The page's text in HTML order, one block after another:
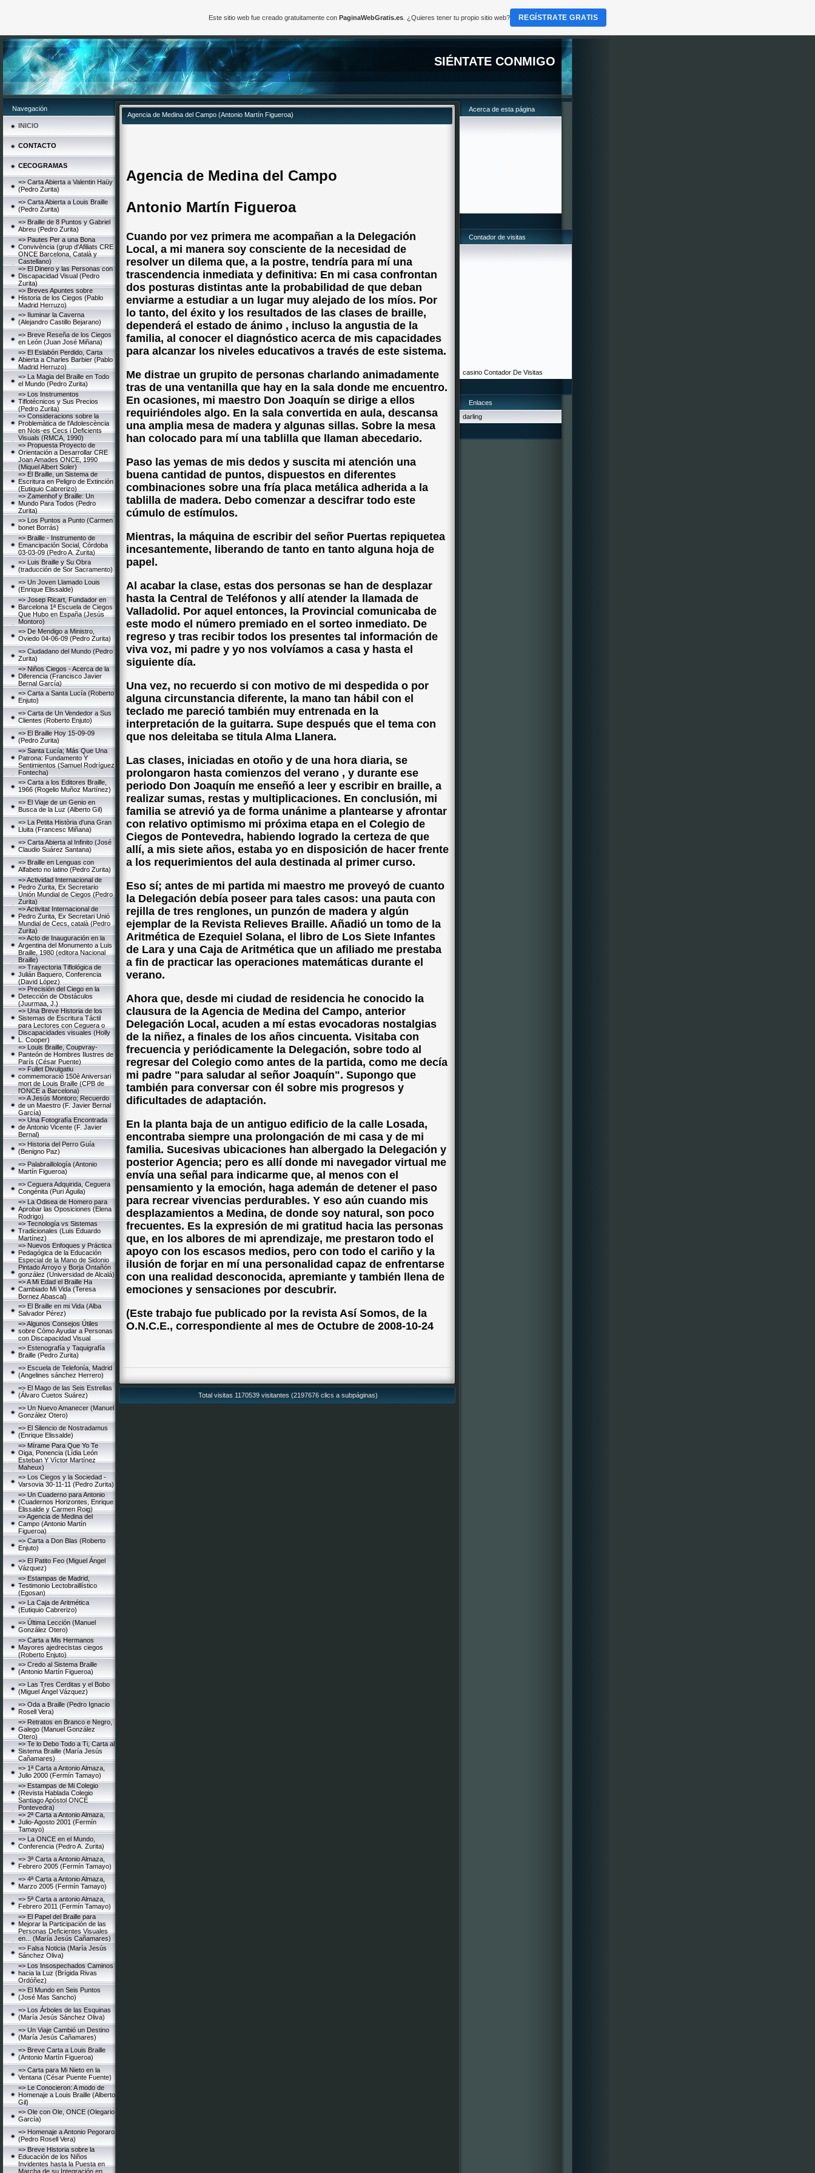
SIÉNTATE CONMIGO
Navegación
INICIO
CONTACTO
CECOGRAMAS
=> Carta Abierta a Valentin Haüy
(Pedro Zurita)
=> Carta Abierta a Louis Braille
(Pedro Zurita)
=> Braille de 8 Puntos y Gabriel
Abreu (Pedro Zurita)
=> Pautes Per a una Bona
Convivència (grup d'Afiliats CRE
ONCE Barcelona, Català y
Castellano)
=> El Dinero y las Personas con
Discapacidad Visual (Pedro
Zurita)
=> Breves Apuntes sobre
Historia de los Ciegos (Pablo
Madrid Herruzo)
=> Iluminar la Caverna
(Alejandro Castillo Bejarano)
=> Breve Reseña de los Ciegos
en León (Juan José Miñana)
=> El Eslabón Perdido, Carta
Abierta a Charles Barbier (Pablo
Madrid Herruzo)
=> La Magia del Braille en Todo
el Mundo (Pedro Zurita)
=> Los Instrumentos
Tiflotécnicos y Sus Precios
(Pedro Zurita)
=> Consideracions sobre la
Problemàtica de l'Adolescència
en Nois-es Cecs i Deficients
Visuals (RMCA, 1990)
=> Propuesta Proyecto de
Orientación a Desarrollar CRE
Joan Amades ONCE, 1990
(Miquel Albert Soler)
=> El Braille, un Sistema de
Escritura en Peligro de Extinción
(Eutiquio Cabrerizo)
=> Zamenhof y Braille: Un
Mundo Para Todos (Pedro
Zurita)
=> Los Puntos a Punto (Carmen
bonet Borrás)
=> Braille - Instrumento de
Emancipación Social, Córdoba
03-03-09 (Pedro A. Zurita)
=> Luis Braille y Su Obra
(traducción de Sor Sacramento)
=> Un Joven Llamado Louis
(Enrique Elissalde)
=> Josep Ricart, Fundador en
Barcelona 1ª Escuela de Ciegos
Que Hubo en España (Jesús
Montoro)
=> De Mendigo a Ministro,
Oviedo 04-06-09 (Pedro Zurita)
=> Ciudadano del Mundo (Pedro
Zurita)
=> Niños Ciegos - Acerca de la
Diferencia (Francisco Javier
Bernal García)
=> Carta a Santa Lucía (Roberto
Enjuto)
=> Carta de Un Vendedor a Sus
Clientes (Roberto Enjuto)
=> El Braille Hoy 15-09-09
(Pedro Zurita)
=> Santa Lucía; Más Que Una
Patrona: Fundamento Y
Sentimientos (Samuel Rodríguez
Fontecha)
=> Carta a los Editores Braille,
1966 (Rogelio Muñoz Martínez)
=> El Viaje de un Genio en
Busca de la Luz (Alberto Gil)
=> La Petita Història d'una Gran
Lluita (Francesc Miñana)
=> Carta Abierta al Infinito (José
Claudio Suárez Santana)
=> Braille en Lenguas con
Alfabeto no latino (Pedro Zurita)
=> Actividad Internacional de
Pedro Zurita, Ex Secretario
Unión Mundial de Ciegos (Pedro
Zurita)
=> Activitat Internacional de
Pedro Zurita, Ex Secretari Unió
Mundial de Cecs, català (Pedro
Zurita)
=> Acto de Inauguración en la
Argentina del Monumento a Luis
Braille, 1980 (editora Nacional
Braille)
=> Trayectoria Tiflológica de
Julián Baquero, Conferencia
(David López)
=> Precisión del Ciego en la
Detección de Obstáculos
(Juurmaa, J.)
=> Una Breve Historia de los
Sistemas de Escritura Táctil
para Lectores con Ceguera o
Discapacidades visuales (Holly
L. Cooper)
=> Louis Braille, Coupvray-
Panteón de Hombres Ilustres de
París (César Puente)
=> Fullet Divulgatiu
commemoració 150è Aniversari
mort de Louis Braille (CPB de
l'ONCE a Barcelona)
=> A Jesús Montoro; Recuerdo
de un Maestro (F. Javier Bernal
García)
=> Una Fotografía Encontrada
de Antonio Vicente (F. Javier
Bernal)
=> Historia del Perro Guía
(Benigno Paz)
=> Palabraillología (Antonio
Martín Figueroa)
=> Ceguera Adquirida, Ceguera
Congénita (Puri Águila)
=> La Odisea de Homero para
Aprobar las Oposiciones (Elena
Rodrigo)
=> Tecnología vs Sistemas
Tradicionales (Luis Eduardo
Martínez)
=> Nuevos Enfoques y Práctica
Pedagógica de la Educación
Especial de la Mano de Sidonio
Pintado Arroyo y Borja Ontañón
gonzález (Universidad de Alcalá)
=> A Mi Edad el Braille Ha
Cambiado Mi Vida (Teresa
Bornez Abascal)
=> El Braille en mi Vida (Alba
Salvador Pérez)
=> Algunos Consejos Útiles
sobre Cómo Ayudar a Personas
con Discapacidad Visual
=> Estenografía y Taquigrafía
Braille (Pedro Zurita)
=> Escuela de Telefonía, Madrid
(Angelines sánchez Herrero)
=> El Mago de las Seis Estrellas
(Álvaro Cuetos Suárez)
=> Un Nuevo Amanecer (Manuel
González Otero)
=> El Silencio de Nostradamus
(Enrique Elissalde)
=> Mírame Para Que Yo Te
Oiga, Ponencia (Lídia León
Esteban Y Víctor Martínez
Maheux)
=> Los Ciegos y la Sociedad -
Varsovia 30-11-11 (Pedro Zurita)
=> Un Cuaderno para Antonio
(Cuadernos Horizontes, Enrique
Elissalde y Carmen Roig)
=> Agencia de Medina del
Campo (Antonio Martín
Figueroa)
=> Carta a Don Blas (Roberto
Enjuto)
=> El Patito Feo (Miguel Ángel
Vázquez)
=> Estampas de Madrid,
Testimonio Lectobraillístico
(Egosan)
=> La Caja de Aritmética
(Eutiquio Cabrerizo)
=> Última Lección (Manuel
González Otero)
=> Carta a Mis Hermanos
Mayores ajedrecistas ciegos
(Roberto Enjuto)
=> Credo al Sistema Braille
(Antonio Martín Figueroa)
=> Las Tres Cerditas y el Bobo
(Miguel Ángel Vázquez)
=> Oda a Braille (Pedro Ignacio
Rosell Vera)
=> Retratos en Branco e Negro,
Galego (Manuel González
Otero)
=> Te lo Debo Todo a Ti, Carta al
Sistema Braille (María Jesús
Cañamares)
=> 1ª Carta a Antonio Almaza,
Julio 2000 (Fermín Tamayo)
=> Estampas de Mi Colegio
(Revista Hablada Colegio
Santiago Apóstol ONCE
Pontevedra)
=> 2ª Carta a Antonio Almaza,
Julio-Agosto 2001 (Fermín
Tamayo)
=> La ONCE en el Mundo,
Conferencia (Pedro A. Zurita)
=> 3ª Carta a Antonio Almaza,
Febrero 2005 (Fermín Tamayo)
=> 4ª Carta a Antonio Almaza,
Marzo 2005 (Fermín Tamayo)
=> 5ª Carta a antonio Almaza,
Febrero 2011 (Fermín Tamayo)
=> El Papel del Braille para
Mejorar la Participación de las
Personas Deficientes Visuales
en... (María Jesús Cañamares)
=> Falsa Noticia (María Jesús
Sánchez Oliva)
=> Los Insospechados Caminos
hacia la Luz (Brígida Rivas
Ordóñez)
=> El Mundo en Seis Puntos
(José Mas Sancho)
=> Los Árboles de las Esquinas
(María Jesús Sánchez Oliva)
=> Un Viaje Cambió un Destino
(María Jesús Cañamares)
=> Breve Carta a Louis Braille
(Antonio Martín Figueroa)
=> Carta para Mi Nieto en la
Ventana (César Puente Fuente)
=> Le Conocieron: A modo de
Homenaje a Louis Braille (Alberto
Gil)
=> Ole con Ole, ONCE (Olegario
García)
=> Homenaje a Antonio Pegoraro
(Pedro Rosell Vera)
=> Breve Historia sobre la
Educación de los Niños
Invidentes hasta la Puesta en
Marcha de su Integración en
Agencia de Medina del Campo (Antonio Martín Figueroa)
Agencia de Medina del Campo
Antonio Martín Figueroa
Cuando por vez primera me acompañan a la Delegación
Local, a mi manera soy consciente de la necesidad de
resolver un dilema que, a la postre, tendría para mí una
trascendencia inmediata y definitiva: En mi casa confrontan
dos posturas distintas ante la probabilidad de que deban
enviarme a estudiar a un lugar muy alejado de los míos. Por
lo tanto, del éxito y los resultados de las clases de braille,
dependerá el estado de ánimo , incluso la angustia de la
familia, al conocer el diagnóstico acerca de mis capacidades
para alcanzar los niveles educativos a través de este sistema.
Me distrae un grupito de personas charlando animadamente
tras de una ventanilla que hay en la sala donde me encuentro.
En ocasiones, mi maestro Don Joaquín se dirige a ellos
requiriéndoles algo. En la sala convertida en aula, descansa
una amplia mesa de madera y algunas sillas. Sobre la mesa
han colocado para mí una tablilla que llaman abecedario.
Paso las yemas de mis dedos y suscita mi atención una
buena cantidad de puntos, dispuestos en diferentes
combinaciones sobre una fría placa metálica adherida a la
tablilla de madera. Debo comenzar a descifrar todo este
cúmulo de estímulos.
Mientras, la máquina de escribir del señor Puertas repiquetea
incesantemente, liberando de tanto en tanto alguna hoja de
papel.
Al acabar la clase, estas dos personas se han de desplazar
hasta la Central de Teléfonos y allí atender la llamada de
Valladolid. Por aquel entonces, la Provincial comunicaba de
este modo el número premiado en el sorteo inmediato. De
regreso y tras recibir todos los presentes tal información de
viva voz, mi padre y yo nos volvíamos a casa y hasta el
siguiente día.
Una vez, no recuerdo si con motivo de mi despedida o por
alguna circunstancia diferente, la mano tan hábil con el
teclado me pareció también muy entrenada en la
interpretación de la guitarra. Supe después que el tema con
que nos deleitaba se titula Alma Llanera.
Las clases, iniciadas en otoño y de una hora diaria, se
prolongaron hasta comienzos del verano , y durante ese
periodo Don Joaquín me enseñó a leer y escribir en braille, a
realizar sumas, restas y multiplicaciones. En conclusión, mi
familia se atrevió ya de forma unánime a plantearse y afrontar
con relativo optimismo mi próxima etapa en el Colegio de
Ciegos de Pontevedra, habiendo logrado la certeza de que
allí, a mis siete años, estaba yo en disposición de hacer frente
a los requerimientos del aula destinada al primer curso.
Eso sí; antes de mi partida mi maestro me proveyó de cuanto
la Delegación debía poseer para tales casos: una pauta con
rejilla de tres renglones, un punzón de madera y algún
ejemplar de la Revista Relieves Braille. Añadió un tomo de la
Aritmética de Ezequiel Solana, el libro de Los Siete Infantes
de Lara y una Caja de Aritmética que un afiliado me prestaba
a fin de practicar las operaciones matemáticas durante el
verano.
Ahora que, desde mi ciudad de residencia he conocido la
clausura de la Agencia de Medina del Campo, anterior
Delegación Local, acuden a mí estas evocadoras nostalgias
de la niñez, a finales de los años cincuenta. Visitaba con
frecuencia y periódicamente la Delegación, sobre todo al
regresar del Colegio como antes de la partida, como me decía
mi padre "para saludar al señor Joaquín". Supongo que
también para conversar con él sobre mis progresos y
dificultades de adaptación.
En la planta baja de un antiguo edificio de la calle Losada,
encontraba siempre una prolongación de mi casa y de mi
familia. Sucesivas ubicaciones han albergado la Delegación y
posterior Agencia; pero es allí donde mi navegador virtual me
envía una señal para indicarme que, al menos con el
pensamiento y la emoción, haga ademán de detener el paso
para recrear vivencias perdurables. Y eso aún cuando mis
desplazamientos a Medina, de donde soy natural, son poco
frecuentes. Es la expresión de mi gratitud hacia las personas
que, en los albores de mi aprendizaje, me prestaron todo el
apoyo con los escasos medios, pero con todo el cariño y la
ilusión de forjar en mí una personalidad capaz de enfrentarse
con una realidad desconocida, apremiante y también llena de
emociones y sensaciones por descubrir.
(Este trabajo fue publicado por la revista Así Somos, de la
O.N.C.E., correspondiente al mes de Octubre de 2008-10-24
Total visitas 1170539 visitantes (2197676 clics a subpáginas)
Acerca de esta página
Contador de visitas
casino Contador De Visitas
Enlaces
darling
Este sitio web fue creado gratuitamente con PaginaWebGratis.es. ¿Quieres tener tu propio sitio web? REGÍSTRATE GRATIS